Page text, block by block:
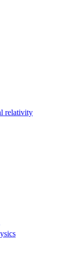
relativity